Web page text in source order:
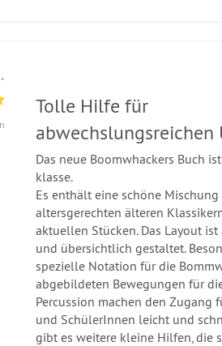
Tolle Hilfe für
Das neue Boomwhackers Buch
klasse.
Es enthält eine schöne Mischung
altersgerechten älteren
aktuellen Stücken. Das Layout ist
und übersichtlich gestaltet.
spezielle Notation für die
abgebildeten Bewegungen für
Percussion machen den Zugang
und SchülerInnen leicht und
gibt es weitere kleine Hilfen, die